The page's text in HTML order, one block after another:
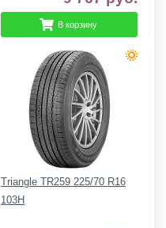
В корзину
Triangle TR259 225/70 R16
103H